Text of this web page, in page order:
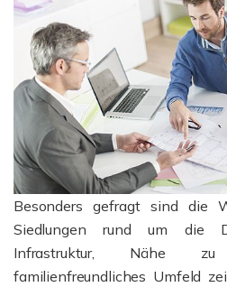
Besonders gefragt sind die
Siedlungen rund um die
Infrastruktur, Nähe
familienfreundliches Umfeld